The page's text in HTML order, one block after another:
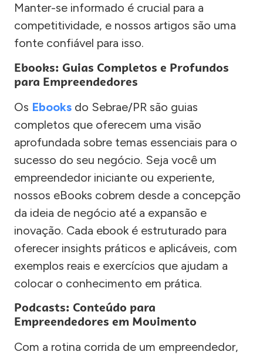
Manter-se informado é crucial para a
competitividade, e nossos artigos são uma
fonte confiável para isso.
Ebooks: Guias Completos e Profundos
para Empreendedores
Os Ebooks do Sebrae/PR são guias
completos que oferecem uma visão
aprofundada sobre temas essenciais para o
sucesso do seu negócio. Seja você um
empreendedor iniciante ou experiente,
nossos eBooks cobrem desde a concepção
da ideia de negócio até a expansão e
inovação. Cada ebook é estruturado para
oferecer insights práticos e aplicáveis, com
exemplos reais e exercícios que ajudam a
colocar o conhecimento em prática.
Podcasts: Conteúdo para
Empreendedores em Movimento
Com a rotina corrida de um empreendedor,